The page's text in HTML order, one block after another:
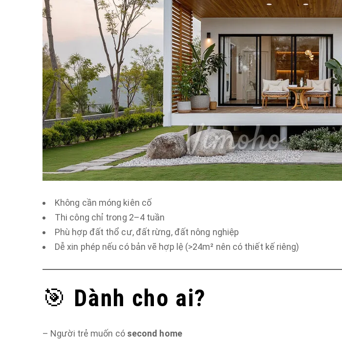
Không cần móng kiên cố
Thi công chỉ trong 2–4 tuần
Phù hợp đất thổ cư, đất rừng, đất nông nghiệp
Dễ xin phép nếu có bản vẽ hợp lệ (>24m² nên có thiết kế riêng)
🎯 Dành cho ai?
– Người trẻ muốn có second home